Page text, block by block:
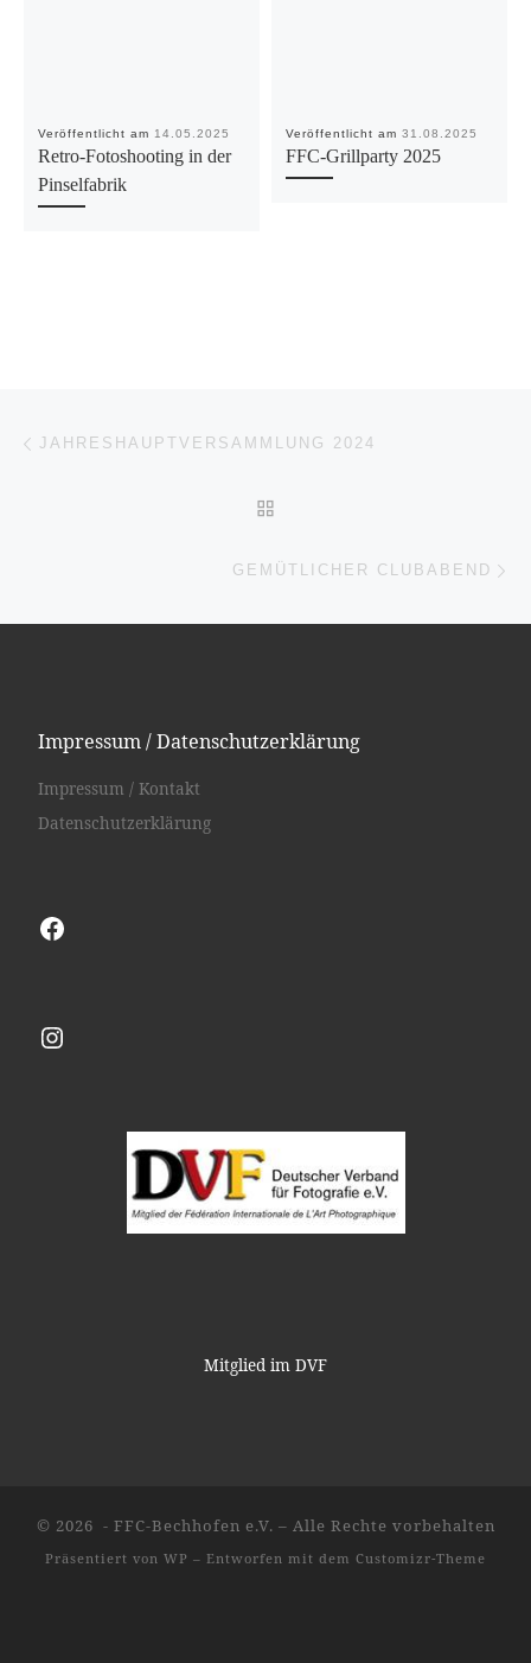
Veröffentlicht am 14.05.2025
Retro-Fotoshooting in der
Pinselfabrik
Veröffentlicht am 31.08.2025
FFC-Grillparty 2025
Beitragsnavigation
JAHRESHAUPTVERSAMMLUNG 2024
GEMÜTLICHER CLUBABEND
Impressum / Datenschutzerklärung
Impressum / Kontakt
Datenschutzerklärung
Facebook
Instagram
Mitglied im DVF
© 2026 - FFC-Bechhofen e.V. – Alle Rechte vorbehalten
Präsentiert von WP – Entworfen mit dem Customizr-Theme